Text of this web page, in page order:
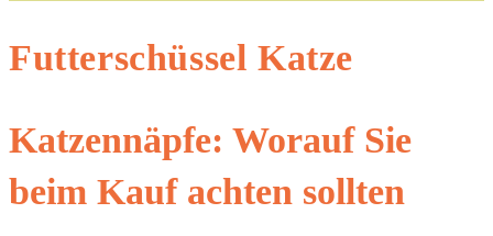
Futterschüssel Katze
Katzennäpfe: Worauf Sie
beim Kauf achten sollten